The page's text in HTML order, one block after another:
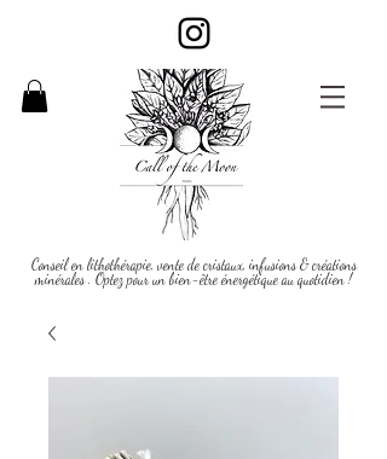
Conseil en lithothérapie, vente de cristaux, infusions & créations
minérales . Optez pour un bien-être énergétique au quotidien !